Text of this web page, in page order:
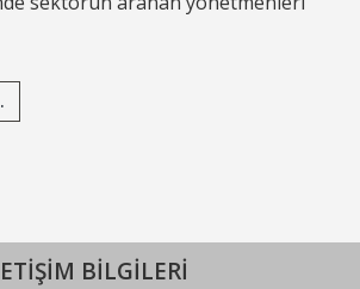
BİLGİLERİ